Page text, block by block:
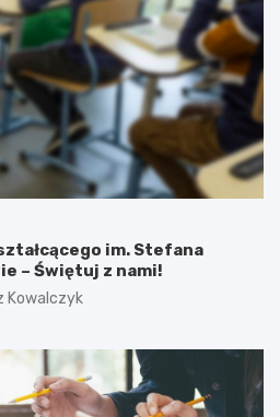
im. Stefana
– Świętuj z nami!
Kowalczyk